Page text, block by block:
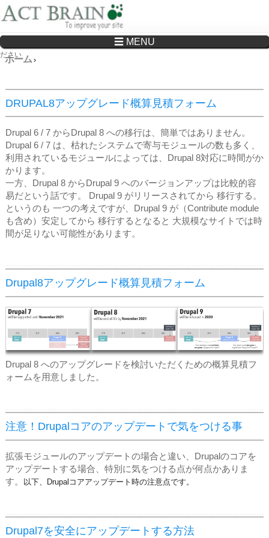
Drupalサイトの制作・保守をどこに頼んでいいか分からない方へ…まずはご相談く
ださい
☰ MENU
ホーム›
DRUPAL8アップグレード概算見積フォーム
Drupal 6 / 7 からDrupal 8 への移行は、簡単ではありません。
Drupal 6 / 7 は、枯れたシステムで寄与モジュールの数も多く、
利用されているモジュールによっては、Drupal 8対応に時間がか
かります。
​一方、Drupal 8 からDrupal 9 へのバージョンアップは比較的容
易だという話です。 Drupal 9 がリリースされてから 移行する。
というのも 一つの考えですが、Drupal 9 が（Contribute module
も含め）安定してから 移行するとなると 大規模なサイトでは時
間が足りない可能性があります。
Drupal8アップグレード概算見積フォーム
Drupal 8 へのアップグレードを検討いただくための概算見積フ
ォームを用意しました。
注意！Drupalコアのアップデートで気をつける事
拡張モジュールのアップデートの場合と違い、Drupalのコアを
アップデートする場合、特別に気をつける点が何点かありま
す。 以下、Drupalコアアップデート時の注意点です。
Drupal7を安全にアップデートする方法